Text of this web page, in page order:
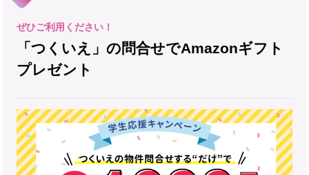
「つくいえ」の問合せでAmazonギフト
プレゼント